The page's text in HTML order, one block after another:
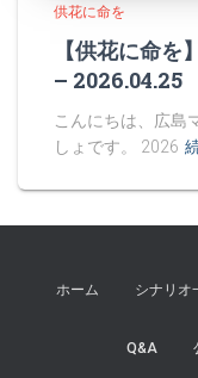
供花に命を
【供花に命
– 2026.04.25
こんにちは、広島
しょです。 2026
ホーム シナリオ
Q&A